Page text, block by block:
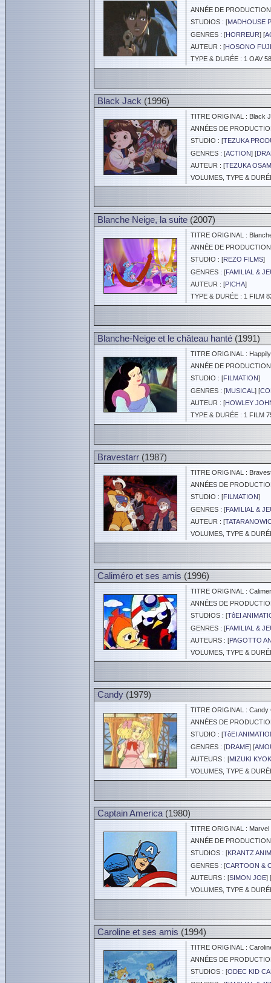
ANNÉE DE
STUDIOS : [MADHOUSE
GENRES : [HORREUR] [
AUTEUR : [HOSONO
TYPE & DURÉE : 1 OAV
Black Jack (1996)
TITRE ORIGINAL : Black
ANNÉES DE
STUDIO : [TEZUKA
GENRES : [ACTION] [
AUTEUR : [TEZUKA
VOLUMES, TYPE &
Blanche Neige, la suite (2007)
TITRE ORIGINAL :
ANNÉE DE
STUDIO : [REZO FILMS]
GENRES : [FAMILIAL &
AUTEUR : [PICHA]
TYPE & DURÉE : 1 FILM
Blanche-Neige et le château hanté (1991)
TITRE ORIGINAL :
ANNÉE DE
STUDIO : [FILMATION]
GENRES : [MUSICAL ] [
AUTEUR : [HOWLEY
TYPE & DURÉE : 1 FILM
Bravestarr (1987)
TITRE ORIGINAL :
ANNÉES DE
STUDIO : [FILMATION]
GENRES : [FAMILIAL &
AUTEUR : [
VOLUMES, TYPE &
Caliméro et ses amis (1996)
TITRE ORIGINAL :
ANNÉES DE
STUDIOS : [TôEI
GENRES : [FAMILIAL &
AUTEURS : [PAGOTTO
VOLUMES, TYPE &
Candy (1979)
TITRE ORIGINAL : Candy
ANNÉES DE
STUDIO : [TôEI
GENRES : [DRAME] [
AUTEURS : [MIZUKI
VOLUMES, TYPE &
Captain America (1980)
TITRE ORIGINAL :
ANNÉE DE
STUDIOS : [KRANTZ
GENRES : [CARTOON &
AUTEURS : [SIMON JOE] [
VOLUMES, TYPE &
Caroline et ses amis (1994)
TITRE ORIGINAL :
ANNÉES DE
STUDIOS : [ODEC KID